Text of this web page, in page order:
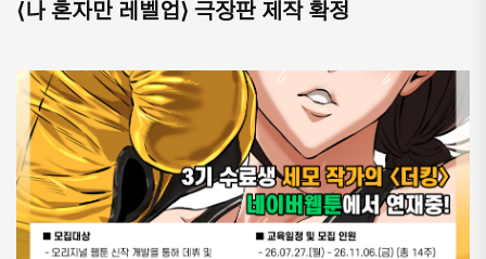
⟨나 혼자만 레벨업⟩ 극장판 제작 확정